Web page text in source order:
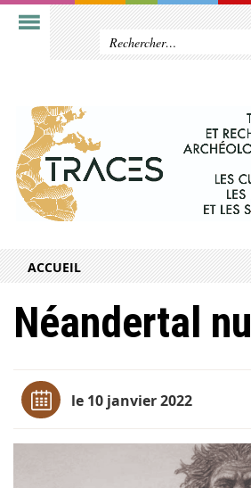
ACCUEIL
Néandertal nu
le 10 janvier 2022